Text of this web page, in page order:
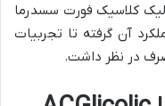
کلاسیک فورت سسدرما
آن گرفته تا تجربیات
در نظر داشت.